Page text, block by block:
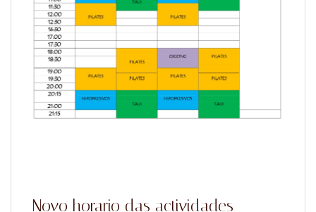
Novo horario das actividades